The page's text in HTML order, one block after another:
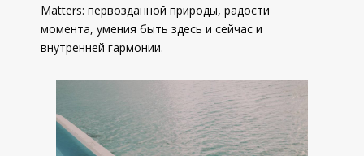
Matters: первозданной природы, радости
момента, умения быть здесь и сейчас и
внутренней гармонии.